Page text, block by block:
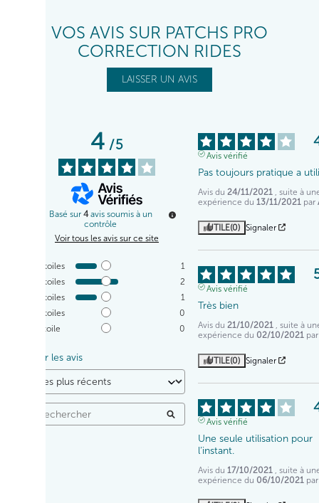
VOS AVIS SUR PATCHS PRO
CORRECTION RIDES
LAISSER UN AVIS
4/5
Basé sur 4 avis soumis à un
contrôle
Voir tous les avis sur ce site
étoiles
1
étoiles
2
étoiles
1
étoiles
0
étoile 0
Trier les avis
Avis vérifié
Pas toujours pratique a
Avis du 24/11/2021
, suite à
expérience du 13/11/2021 par
UTILE(0) Signaler
Avis vérifié
Très bien
Avis du 21/10/2021
, suite à
expérience du 02/10/2021
UTILE(0) Signaler
Avis vérifié
Une seule utilisation pour
l’instant.
Avis du 17/10/2021
, suite à
expérience du 06/10/2021